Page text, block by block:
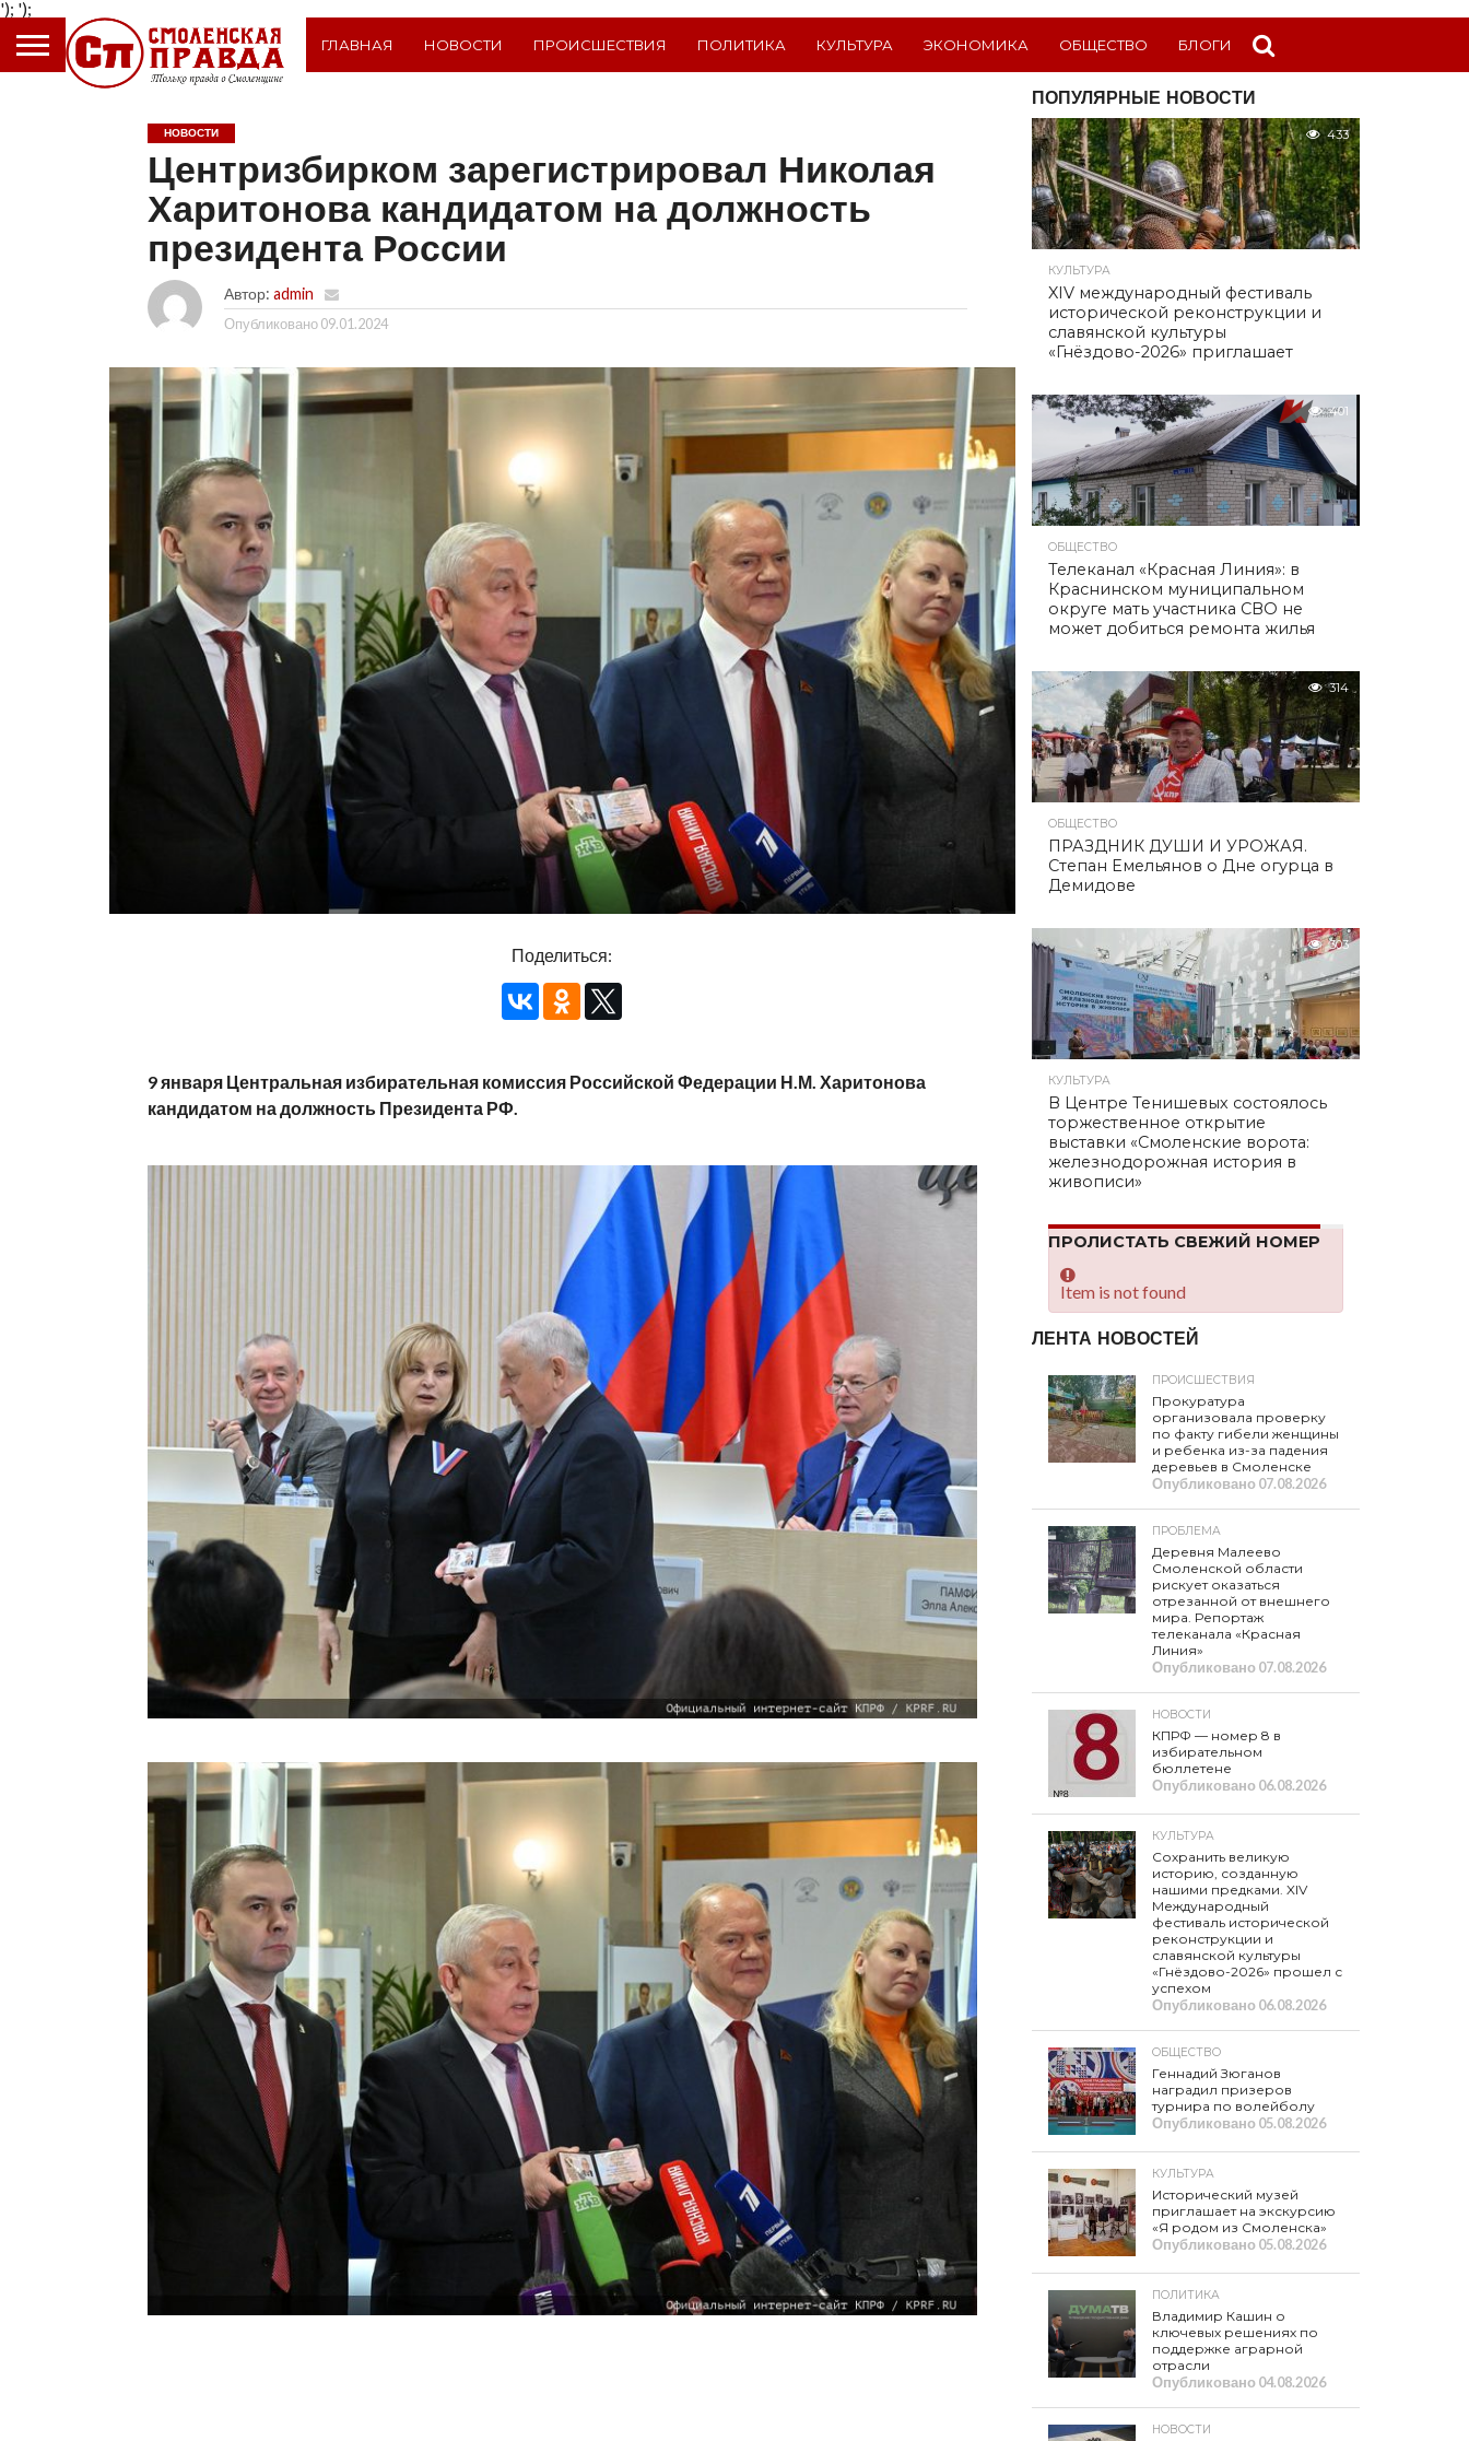
');
ГЛАВНАЯ НОВОСТИ ПРОИСШЕСТВИЯ ПОЛИТИКА КУЛЬТУРА ЭКОНОМИКА ОБЩЕСТВО БЛОГИ
НОВОСТИ
Центризбирком зарегистрировал Николая
Харитонова кандидатом на должность
президента России
Автор: admin
Опубликовано 09.01.2024
Поделиться:
9 января Центральная избирательная комиссия Российской Федерации Н.М. Харитонова
кандидатом на должность Президента РФ.
ПОПУЛЯРНЫЕ НОВОСТИ
433
КУЛЬТУРА
XIV международный фестиваль
исторической реконструкции и
славянской культуры
«Гнёздово-2026» приглашает
401
ОБЩЕСТВО
Телеканал «Красная Линия»: в
Краснинском муниципальном
округе мать участника СВО не
может добиться ремонта жилья
314
ОБЩЕСТВО
ПРАЗДНИК ДУШИ И УРОЖАЯ.
Степан Емельянов о Дне огурца в
Демидове
303
КУЛЬТУРА
В Центре Тенишевых состоялось
торжественное открытие
выставки «Смоленские ворота:
железнодорожная история в
живописи»
ПРОЛИСТАТЬ СВЕЖИЙ НОМЕР
Item is not found
ЛЕНТА НОВОСТЕЙ
ПРОИСШЕСТВИЯ
Прокуратура
организовала проверку
по факту гибели женщины
и ребенка из-за падения
деревьев в Смоленске
Опубликовано07.08.2026
ПРОБЛЕМА
Деревня Малеево
Смоленской области
рискует оказаться
отрезанной от внешнего
мира. Репортаж
телеканала «Красная
Линия»
Опубликовано07.08.2026
НОВОСТИ
КПРФ — номер 8 в
избирательном
бюллетене
Опубликовано06.08.2026
КУЛЬТУРА
Сохранить великую
историю, созданную
нашими предками. XIV
Международный
фестиваль исторической
реконструкции и
славянской культуры
«Гнёздово-2026» прошел с
успехом
Опубликовано06.08.2026
ОБЩЕСТВО
Геннадий Зюганов
наградил призеров
турнира по волейболу
Опубликовано05.08.2026
КУЛЬТУРА
Исторический музей
приглашает на экскурсию
«Я родом из Смоленска»
Опубликовано05.08.2026
ПОЛИТИКА
Владимир Кашин о
ключевых решениях по
поддержке аграрной
отрасли
Опубликовано04.08.2026
НОВОСТИ
');